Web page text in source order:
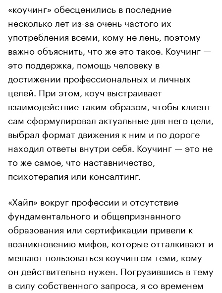
«коучинг» обесценились в последние
несколько лет из-за очень частого их
употребления всеми, кому не лень, поэтому
важно объяснить, что же это такое. Коучинг —
это поддержка, помощь человеку в
достижении профессиональных и личных
целей. При этом, коуч выстраивает
взаимодействие таким образом, чтобы клиент
сам сформулировал актуальные для него цели,
выбрал формат движения к ним и по дороге
находил ответы внутри себя. Коучинг — это не
то же самое, что наставничество,
психотерапия или консалтинг.
«Хайп» вокруг профессии и отсутствие
фундаментального и общепризнанного
образования или сертификации привели к
возникновению мифов, которые отталкивают и
мешают пользоваться коучингом теми, кому
он действительно нужен. Погрузившись в тему
в силу собственного запроса, я со временем